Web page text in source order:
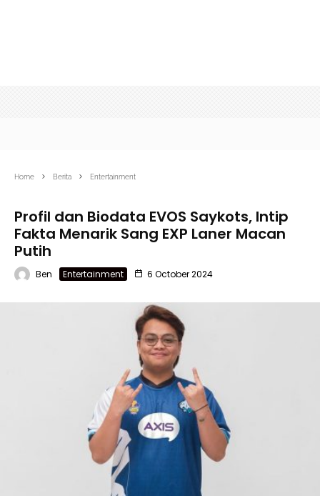
Home Berita Entertainment
Profil dan Biodata EVOS Saykots, Intip
Fakta Menarik Sang EXP Laner Macan
Putih
Ben Entertainment 6 October 2024